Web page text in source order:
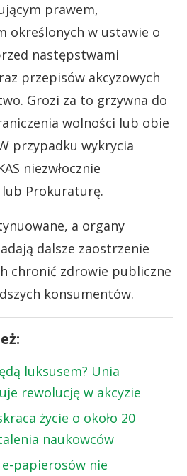
prawem,
określonych w ustawie o
następstwami
przepisów akcyzowych
Grozi za to grzywna do
wolności lub obie
przypadku wykrycia
niezwłocznie
Prokuraturę.
a organy
dalsze zaostrzenie
chronić zdrowie publiczne
konsumentów.
luksusem? Unia
rewolucję w akcyzie
życie o około 20
naukowców
papierosów nie